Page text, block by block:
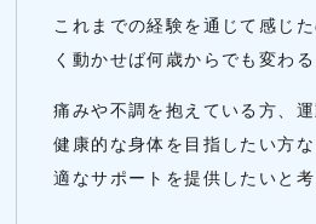
これまでの経験を通じて感じ
く動かせば何歳からでも変わ
痛みや不調を抱えている方、運
健康的な身体を目指したい方
適なサポートを提供したいと考